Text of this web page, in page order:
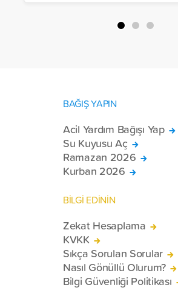
BAĞIŞ YAPIN
Acil Yardım Bağışı Yap
Su Kuyusu Aç
Ramazan 2026
Kurban 2026
BİLGİ EDİNİN
Zekat Hesaplama
KVKK
Sıkça Sorulan Sorular
Nasıl Gönüllü Olurum?
Bilgi Güvenliği Politikası